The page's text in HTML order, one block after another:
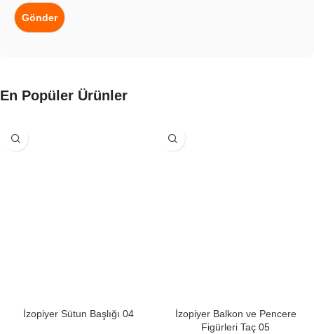
En Popüler Ürünler
İzopiyer Sütun Başlığı 04
İzopiyer Balkon ve Pencere
Figürleri Taç 05